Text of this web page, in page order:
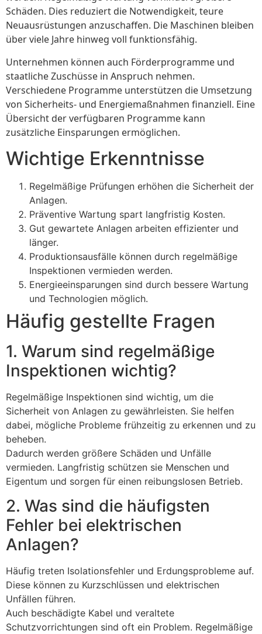
Schäden. Dies reduziert die Notwendigkeit, teure
Neuausrüstungen anzuschaffen. Die Maschinen bleiben
über viele Jahre hinweg voll funktionsfähig.
Unternehmen können auch Förderprogramme und
staatliche Zuschüsse in Anspruch nehmen.
Verschiedene Programme unterstützen die Umsetzung
von Sicherheits- und Energiemaßnahmen finanziell. Eine
Übersicht der verfügbaren Programme kann
zusätzliche Einsparungen ermöglichen.
Wichtige Erkenntnisse
Regelmäßige Prüfungen erhöhen die Sicherheit der
Anlagen.
Präventive Wartung spart langfristig Kosten.
Gut gewartete Anlagen arbeiten effizienter und
länger.
Produktionsausfälle können durch regelmäßige
Inspektionen vermieden werden.
Energieeinsparungen sind durch bessere Wartung
und Technologien möglich.
Häufig gestellte Fragen
1. Warum sind regelmäßige
Inspektionen wichtig?
Regelmäßige Inspektionen sind wichtig, um die
Sicherheit von Anlagen zu gewährleisten. Sie helfen
dabei, mögliche Probleme frühzeitig zu erkennen und zu
beheben.
Dadurch werden größere Schäden und Unfälle
vermieden. Langfristig schützen sie Menschen und
Eigentum und sorgen für einen reibungslosen Betrieb.
2. Was sind die häufigsten
Fehler bei elektrischen
Anlagen?
Häufig treten Isolationsfehler und Erdungsprobleme auf.
Diese können zu Kurzschlüssen und elektrischen
Unfällen führen.
Auch beschädigte Kabel und veraltete
Schutzvorrichtungen sind oft ein Problem. Regelmäßige